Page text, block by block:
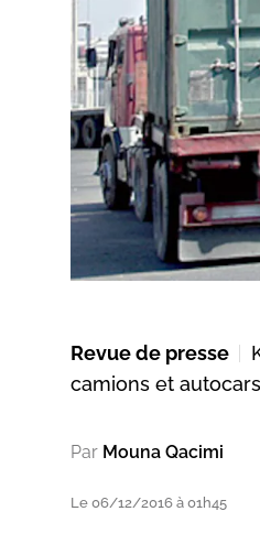
Revue de presse
camions et
Par Mouna Qacimi
Le 06/12/2016 à 01h45